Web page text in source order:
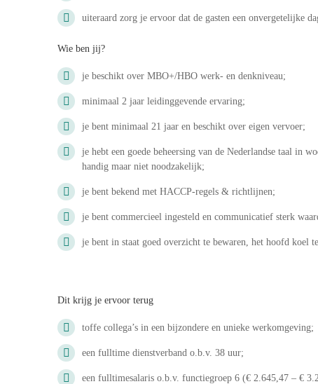
uiteraard zorg je ervoor dat de gasten een onvergetelijke
Wie ben jij?
je beschikt over MBO+/HBO werk- en denkniveau;
minimaal 2 jaar leidinggevende ervaring;
je bent minimaal 21 jaar en beschikt over eigen vervoer;
je hebt een goede beheersing van de Nederlandse taal in
handig maar niet noodzakelijk;
je bent bekend met HACCP-regels & richtlijnen;
je bent commercieel ingesteld en communicatief sterk
je bent in staat goed overzicht te bewaren, het hoofd koel
Dit krijg je ervoor terug
toffe collega’s in een bijzondere en unieke werkomgeving;
een fulltime dienstverband o.b.v. 38 uur;
een fulltimesalaris o.b.v. functiegroep 6 (€ 2.645,47 – €